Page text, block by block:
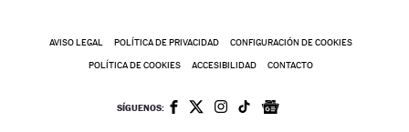
AVISO LEGAL POLÍTICA DE PRIVACIDAD CONFIGURACIÓN DE COOKIES
POLÍTICA DE COOKIES ACCESIBILIDAD CONTACTO
SÍGUENOS: